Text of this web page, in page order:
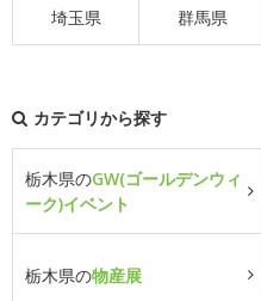
埼玉県 群馬県
カテゴリから探す
栃木県のGW(ゴールデンウィ
ーク)イベント
栃木県の物産展